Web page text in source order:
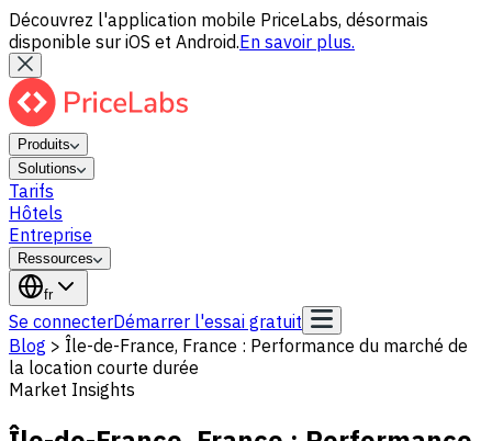
Découvrez l'application mobile PriceLabs, désormais
disponible sur iOS et Android.En savoir plus.
Produits
Solutions
Tarifs
Hôtels
Entreprise
Ressources
fr
Se connecterDémarrer l'essai gratuit
Blog > Île-de-France, France : Performance du marché de
la location courte durée
Market Insights